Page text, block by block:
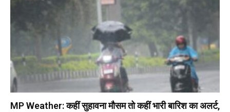
MP Weather: कहीं सुहावना मौसम तो कहीं भारी बारिश का अलर्ट,